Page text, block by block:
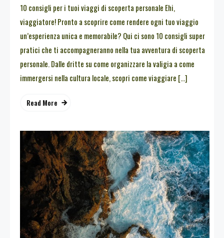
10 consigli per i tuoi viaggi di scoperta personale Ehi,
viaggiatore! Pronto a scoprire come rendere ogni tuo viaggio
un’esperienza unica e memorabile? Qui ci sono 10 consigli super
pratici che ti accompagneranno nella tua avventura di scoperta
personale. Dalle dritte su come organizzare la valigia a come
immergersi nella cultura locale, scopri come viaggiare […]
Read More